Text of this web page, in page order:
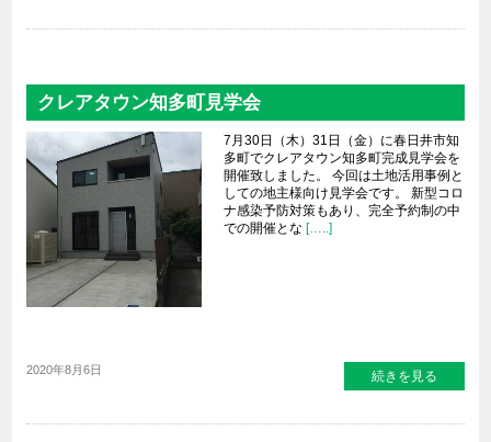
クレアタウン知多町見学会
7月30日（木）31日（金）に春日井市知
多町でクレアタウン知多町完成見学会を
開催致しました。 今回は土地活用事例と
しての地主様向け見学会です。 新型コロ
ナ感染予防対策もあり、完全予約制の中
での開催とな […..]
2020年8月6日 続きを見る